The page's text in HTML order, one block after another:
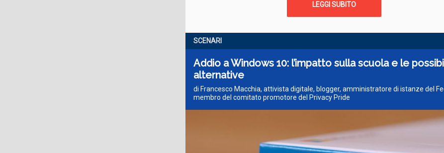
LEGGI SUBITO
SCENARI
Addio a Windows 10: l’impatto sulla scuola e le
alternative
di Francesco Macchia, attivista digitale, blogger, amministratore di istanze del
membro del comitato promotore del Privacy Pride